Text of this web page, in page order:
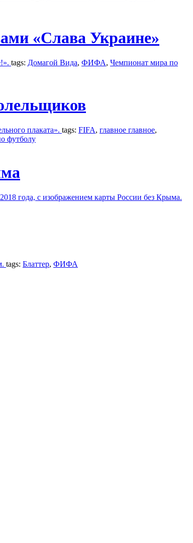
«Слава Украине»
tags: Домагой Вида, ФИФА, Чемпионат мира по
плаката». tags: FIFA, главное главное,
футболу
года, с изображением карты России без Крыма.
tags: Блаттер, ФИФА